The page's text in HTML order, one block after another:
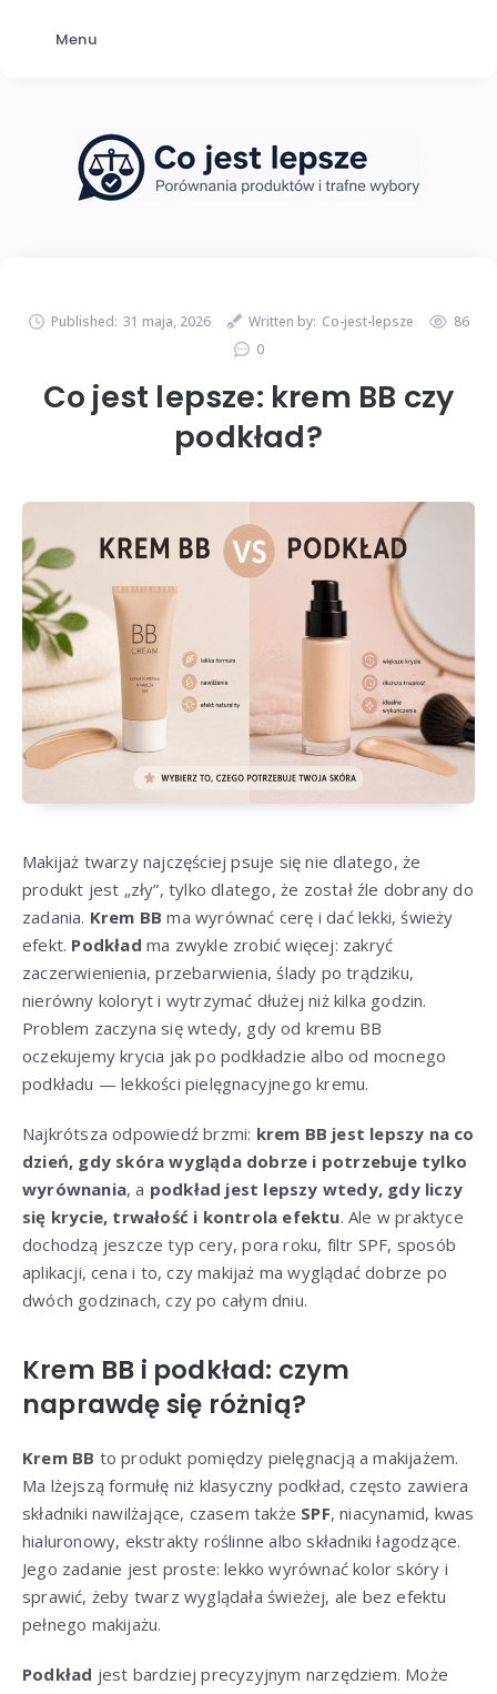
Published: 31 maja, 2026 Written by: Co-jest-lepsze
86
0
Co jest lepsze: krem BB czy
podkład?
Makijaż twarzy najczęściej psuje się nie dlatego, że
produkt jest „zły”, tylko dlatego, że został źle dobrany do
zadania. Krem BB ma wyrównać cerę i dać lekki, świeży
efekt. Podkład ma zwykle zrobić więcej: zakryć
zaczerwienienia, przebarwienia, ślady po trądziku,
nierówny koloryt i wytrzymać dłużej niż kilka godzin.
Problem zaczyna się wtedy, gdy od kremu BB
oczekujemy krycia jak po podkładzie albo od mocnego
podkładu — lekkości pielęgnacyjnego kremu.
Najkrótsza odpowiedź brzmi: krem BB jest lepszy na co
dzień, gdy skóra wygląda dobrze i potrzebuje tylko
wyrównania, a podkład jest lepszy wtedy, gdy liczy
się krycie, trwałość i kontrola efektu. Ale w praktyce
dochodzą jeszcze typ cery, pora roku, filtr SPF, sposób
aplikacji, cena i to, czy makijaż ma wyglądać dobrze po
dwóch godzinach, czy po całym dniu.
Krem BB i podkład: czym
naprawdę się różnią?
Krem BB to produkt pomiędzy pielęgnacją a makijażem.
Ma lżejszą formułę niż klasyczny podkład, często zawiera
składniki nawilżające, czasem także SPF, niacynamid, kwas
hialuronowy, ekstrakty roślinne albo składniki łagodzące.
Jego zadanie jest proste: lekko wyrównać kolor skóry i
sprawić, żeby twarz wyglądała świeżej, ale bez efektu
pełnego makijażu.
Podkład jest bardziej precyzyjnym narzędziem. Może
Menu